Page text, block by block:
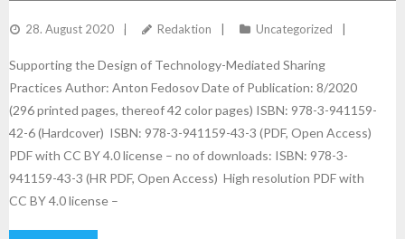
MEDIATED SHARING PRACTICES
28. August 2020 Redaktion Uncategorized
Supporting the Design of Technology-Mediated Sharing
Practices Author: Anton Fedosov Date of Publication: 8/2020
(296 printed pages, thereof 42 color pages) ISBN: 978-3-941159-
42-6 (Hardcover) ISBN: 978-3-941159-43-3 (PDF, Open Access)
PDF with CC BY 4.0 license – no of downloads: ISBN: 978-3-
941159-43-3 (HR PDF, Open Access) High resolution PDF with
CC BY 4.0 license –